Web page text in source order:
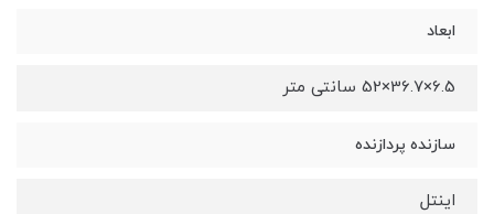
ابعاد
6.5×36.7×52 سانتی متر
سازنده پردازنده
اینتل